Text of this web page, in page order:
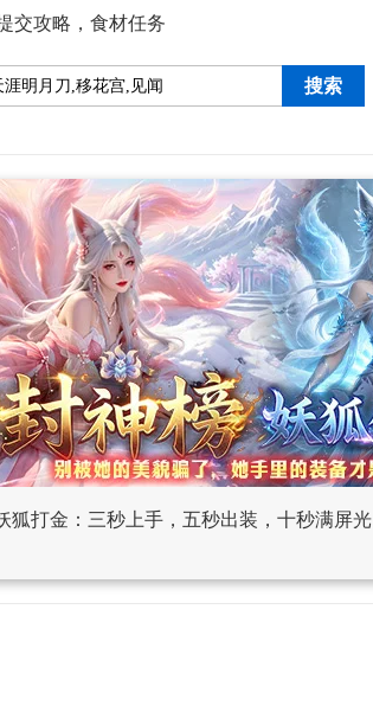
交攻略，食材任务
狐打金：三秒上手，五秒出装，十秒满屏光